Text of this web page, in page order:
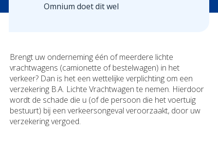
Omnium doet dit wel
Brengt uw onderneming één of meerdere lichte
vrachtwagens (camionette of bestelwagen) in het
verkeer? Dan is het een wettelijke verplichting om een
verzekering B.A. Lichte Vrachtwagen te nemen. Hierdoor
wordt de schade die u (of de persoon die het voertuig
bestuurt) bij een verkeersongeval veroorzaakt, door uw
verzekering vergoed.